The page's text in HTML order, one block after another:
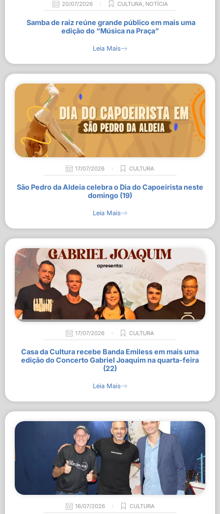
20/07/2026 CULTURA, NOTÍCIA
Samba de raiz reúne grande público em mais uma
edição do “Música na Praça”
Leia Mais
17/07/2026 CULTURA
São Pedro da Aldeia celebra o Dia do Capoeirista neste
domingo (19)
Leia Mais
17/07/2026 CULTURA
Casa da Cultura recebe Banda Emiless em mais uma
edição do Concerto Gabriel Joaquim na quarta-feira
(22)
Leia Mais
16/07/2026 CULTURA